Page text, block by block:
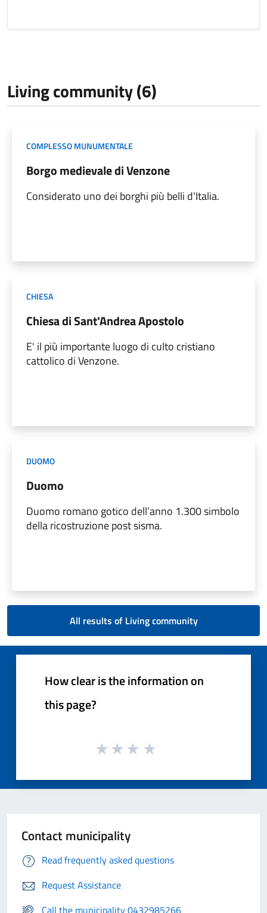
Living community (6)
COMPLESSO MUNUMENTALE
Borgo medievale di Venzone
Considerato uno dei borghi più belli d'Italia.
CHIESA
Chiesa di Sant'Andrea Apostolo
E' il più importante luogo di culto cristiano
cattolico di Venzone.
DUOMO
Duomo
Duomo romano gotico dell’anno 1.300 simbolo
della ricostruzione post sisma.
All results of Living community
How clear is the information on
this page?
Contact municipality
Read frequently asked questions
Request Assistance